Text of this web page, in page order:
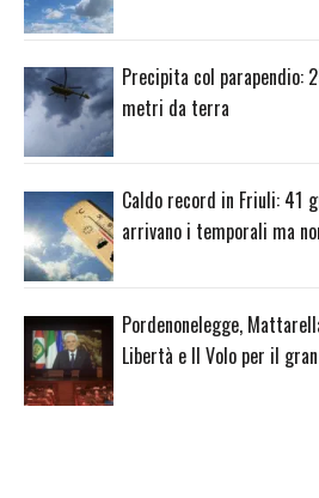
Precipita col parapendio:
metri da terra
Caldo record in Friuli: 41
arrivano i temporali ma
Pordenonelegge,
Libertà e Il Volo per il